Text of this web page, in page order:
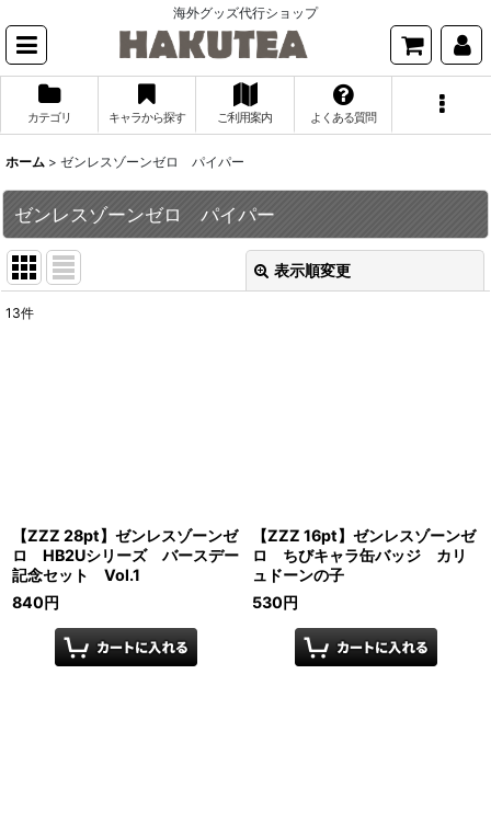
海外グッズ代行ショップ
カテゴリ キャラから探す ご利用案内 よくある質問
ホーム > ゼンレスゾーンゼロ パイパー
ゼンレスゾーンゼロ パイパー
表示順変更
13件
【ZZZ 28pt】ゼンレスゾーンゼ
ロ HB2Uシリーズ バースデー
記念セット Vol.1
840円
【ZZZ 16pt】ゼンレスゾーンゼ
ロ ちびキャラ缶バッジ カリ
ュドーンの子
530円